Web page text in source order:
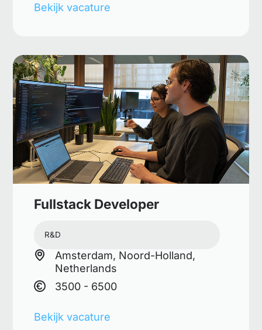
Bekijk vacature
Fullstack Developer
R&D
Amsterdam, Noord-Holland,
Netherlands
3500 - 6500
Bekijk vacature